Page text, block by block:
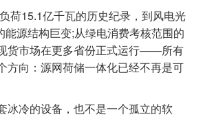
荷15.1亿千瓦的历史纪录，到风电光
能源结构巨变;从绿电消费考核范围的
货市场在更多省份正式运行——所有
方向：源网荷储一体化已经不再是可
冰冷的设备，也不是一个孤立的软